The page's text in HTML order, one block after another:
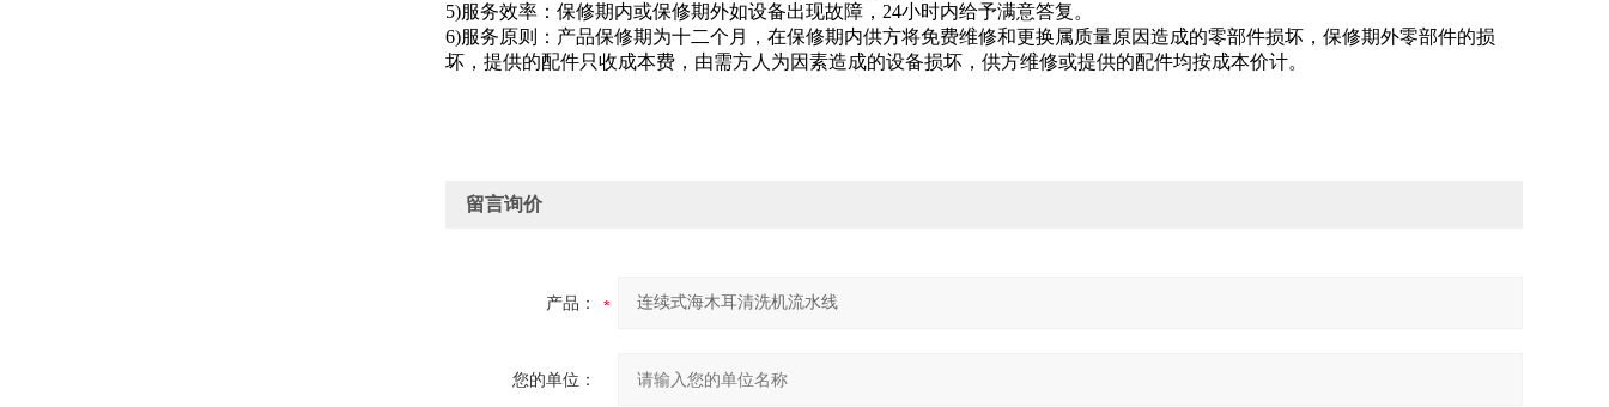
5)服务效率：保修期内或保修期外如设备出现故障，24小时内给予满意答复。
6)服务原则：产品保修期为十二个月，在保修期内供方将免费维修和更换属质量原因造成的零部件损坏，保修期外零部件的损
坏，提供的配件只收成本费，由需方人为因素造成的设备损坏，供方维修或提供的配件均按成本价计。
留言询价
产品：
您的单位：